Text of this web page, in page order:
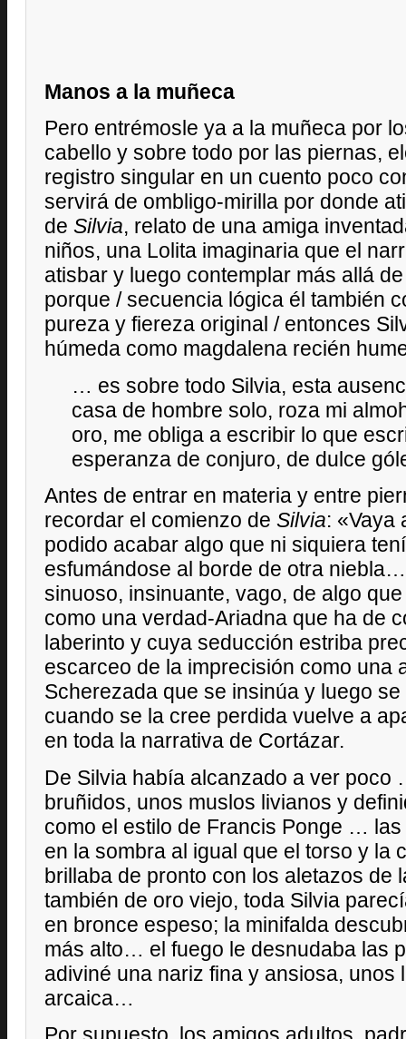
Manos a la muñeca
Pero entrémosle ya a la muñeca por
cabello y sobre todo por las piernas,
registro singular en un cuento poco
servirá de ombligo-mirilla por donde
de Silvia, relato de una amiga
niños, una Lolita imaginaria que el
atisbar y luego contemplar más allá
porque / secuencia lógica él también
pureza y fiereza original / entonces
húmeda como magdalena recién
… es sobre todo Silvia, esta
casa de hombre solo, roza mi
oro, me obliga a escribir lo que
esperanza de conjuro, de dulce
Antes de entrar en materia y entre
recordar el comienzo de Silvia: «Vaya
podido acabar algo que ni siquiera
esfumándose al borde de otra
sinuoso, insinuante, vago, de algo
como una verdad-Ariadna que ha de
laberinto y cuya seducción estriba
escarceo de la imprecisión como una
Scherezada que se insinúa y luego
cuando se la cree perdida vuelve a
en toda la narrativa de Cortázar.
De Silvia había alcanzado a ver poco
bruñidos, unos muslos livianos y
como el estilo de Francis Ponge …
en la sombra al igual que el torso y la
brillaba de pronto con los aletazos de
también de oro viejo, toda Silvia
en bronce espeso; la minifalda
más alto… el fuego le desnudaba las
adiviné una nariz fina y ansiosa, unos
arcaica…